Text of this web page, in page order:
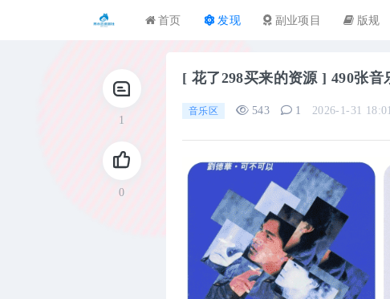
首页 发现 副业项目 版规
1
0
[ 花了298买来的资源 ] 490张
音乐区 543 1 2026-1-31